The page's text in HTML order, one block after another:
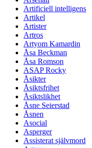
Artificiell intelligens
Artikel
Artister
Artros
Artyom Kamardin
Åsa Beckman
Åsa Romson
ASAP Rocky
Åsikter
Åsiktsfrihet
Åsiktslikhet
Åsne Seierstad
Åsnen
Asocial
Asperger
Assisterat självmord